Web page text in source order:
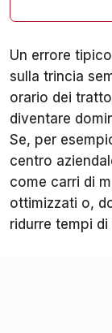
Un errore
sulla trincia
orario dei
diventare
Se, per
centro
come carri di
ottimizzati o,
ridurre tempi